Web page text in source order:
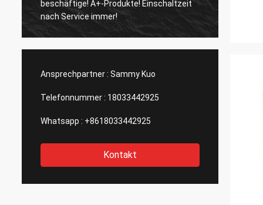
beschäftige! A+-Produkte! Einschaltzeit
nach Service immer!
Ansprechpartner : Sammy Kuo
Telefonnummer : 18033442925
Whatsapp : +8618033442925
Kontakt